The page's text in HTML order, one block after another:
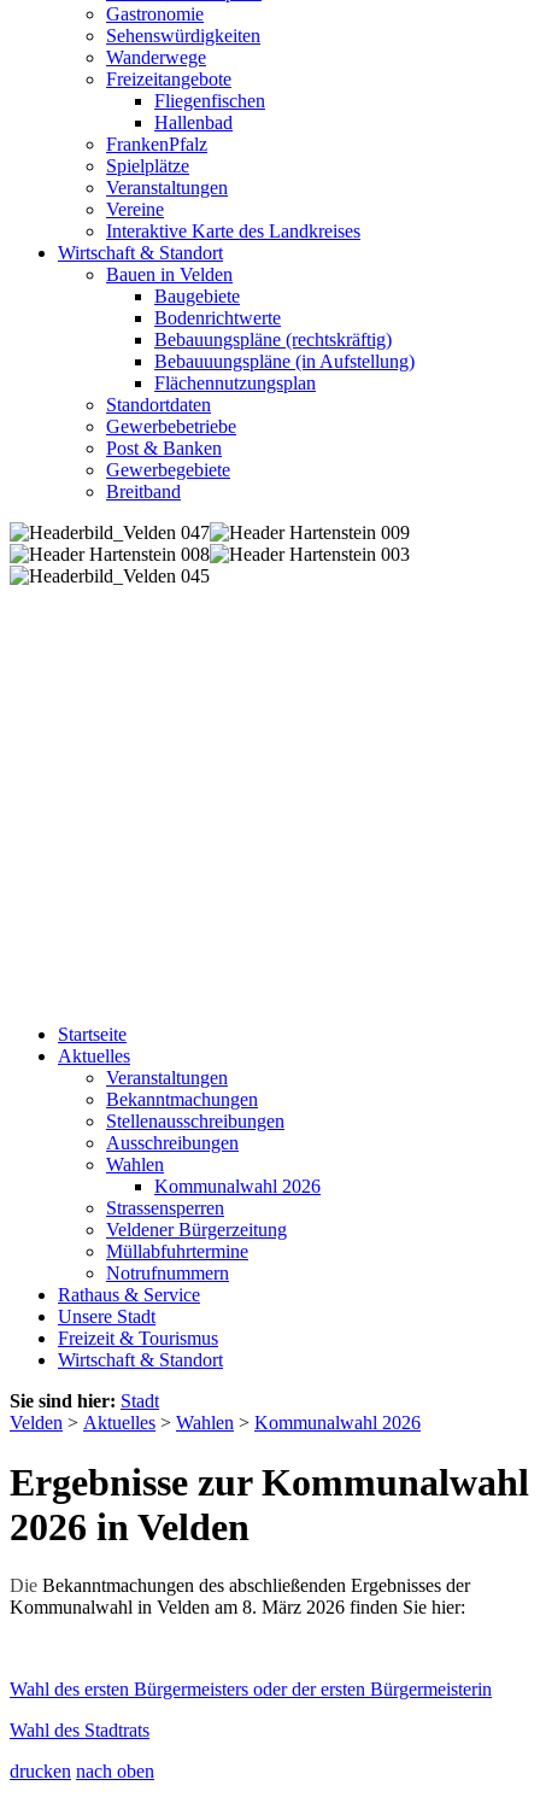
Gastronomie
Sehenswürdigkeiten
Wanderwege
Freizeitangebote
Fliegenfischen
Hallenbad
FrankenPfalz
Spielplätze
Veranstaltungen
Vereine
Interaktive Karte des Landkreises
Wirtschaft & Standort
Bauen in Velden
Baugebiete
Bodenrichtwerte
Bebauungspläne (rechtskräftig)
Bebauuungspläne (in Aufstellung)
Flächennutzungsplan
Standortdaten
Gewerbebetriebe
Post & Banken
Gewerbegebiete
Breitband
Startseite
Aktuelles
Veranstaltungen
Bekanntmachungen
Stellenausschreibungen
Ausschreibungen
Wahlen
Kommunalwahl 2026
Strassensperren
Veldener Bürgerzeitung
Müllabfuhrtermine
Notrufnummern
Rathaus & Service
Unsere Stadt
Freizeit & Tourismus
Wirtschaft & Standort
Sie sind hier: Stadt
Velden > Aktuelles > Wahlen > Kommunalwahl 2026
Ergebnisse zur Kommunalwahl
2026 in Velden
Die Bekanntmachungen des abschließenden Ergebnisses der
Kommunalwahl in Velden am 8. März 2026 finden Sie hier:
Wahl des ersten Bürgermeisters oder der ersten Bürgermeisterin
Wahl des Stadtrats
drucken nach oben